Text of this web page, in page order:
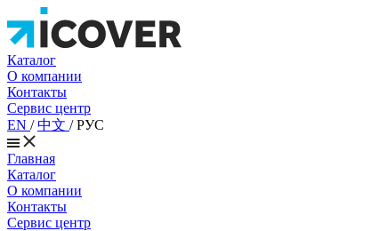
Каталог
О компании
Контакты
Сервис центр
EN /中文 /РУС
Главная
Каталог
О компании
Контакты
Сервис центр